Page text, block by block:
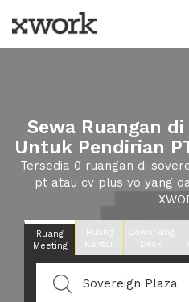
Sewa Ruangan
Untuk Pendirian
Tersedia 0 ruangan di
pt atau cv plus vo yang
Ruang
Meeting
Ruang
Kantor
Coworking
Desk